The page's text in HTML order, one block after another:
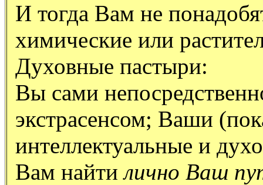
И тогда Вам не
химические или
Духовные пастыри:
Вы сами
экстрасенсом; Ваши
интеллектуальные и
Вам найтилично Ваш